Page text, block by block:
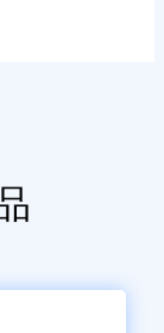
和灵
进
业带
靠性，但不能